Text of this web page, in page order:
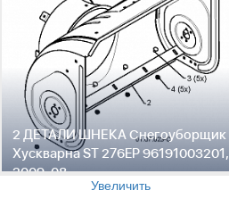
2 ДЕТАЛИ ШНЕКА Снегоуборщик
Хускварна ST 276EP 96191003201,
2009-08
Увеличить